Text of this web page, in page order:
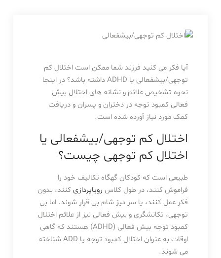
آیا فکر می کنید فرزند شما ممکن است اختلال کم
توجهی/بیشفعالی یا ADHD داشته باشد؟ در اینجا
نحوه تشخیص علائم و نشانه های اختلال بیش
فعالی کمبود توجه در دختران و پسران و دریافت
کمک مورد نیاز آورده شده است.
اختلال کم توجهی/بیشفعالی یا
اختلال کم توجهی چیست؟
طبیعی است که کودکان گهگاه تکالیف خود را
فراموش کنند، در طول کلاس رویاپردازی کنند، بدون
فکر عمل کنند، یا سر میز شام بی قرار شوند. اما بی
توجهی، تکانشگری و بیش فعالی نیز از علائم اختلال
کمبود توجه بیش فعالی (ADHD) هستند که گاهی
اوقات به عنوان اختلال کمبود توجه یا ADD شناخته
می شوند.